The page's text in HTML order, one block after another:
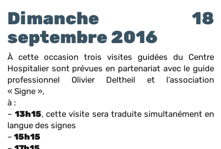
Dimanche 18
septembre 2016
À cette occasion trois visites guidées du Centre
Hospitalier sont prévuesen partenariat avec le guide
professionnel Olivier Deltheil et l’association
« Signe »,
à :
–13h15,cette visite sera traduite simultanément en
langue des signes
– 15h15